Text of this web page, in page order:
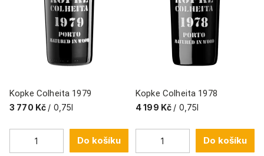
Kopke Colheita 1979
3 770 Kč / 0,75l
Do košíku
Kopke Colheita 1978
4 199 Kč / 0,75l
Do košíku